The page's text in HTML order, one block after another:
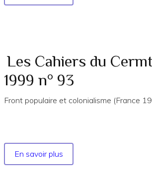
Les
année
1994
n°
Les Cahiers du
1999 n° 93
Front populaire et colonialisme (France
En savoir plus
Les